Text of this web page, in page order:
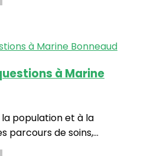
à Marine
population et à la
parcours de soins,...